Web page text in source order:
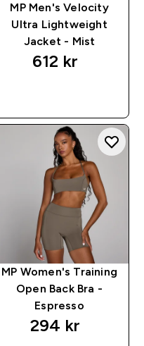
MP Men's Velocity
Ultra Lightweight
Jacket - Mist
612 kr‎
MP Women's Training
Open Back Bra -
Espresso
294 kr‎